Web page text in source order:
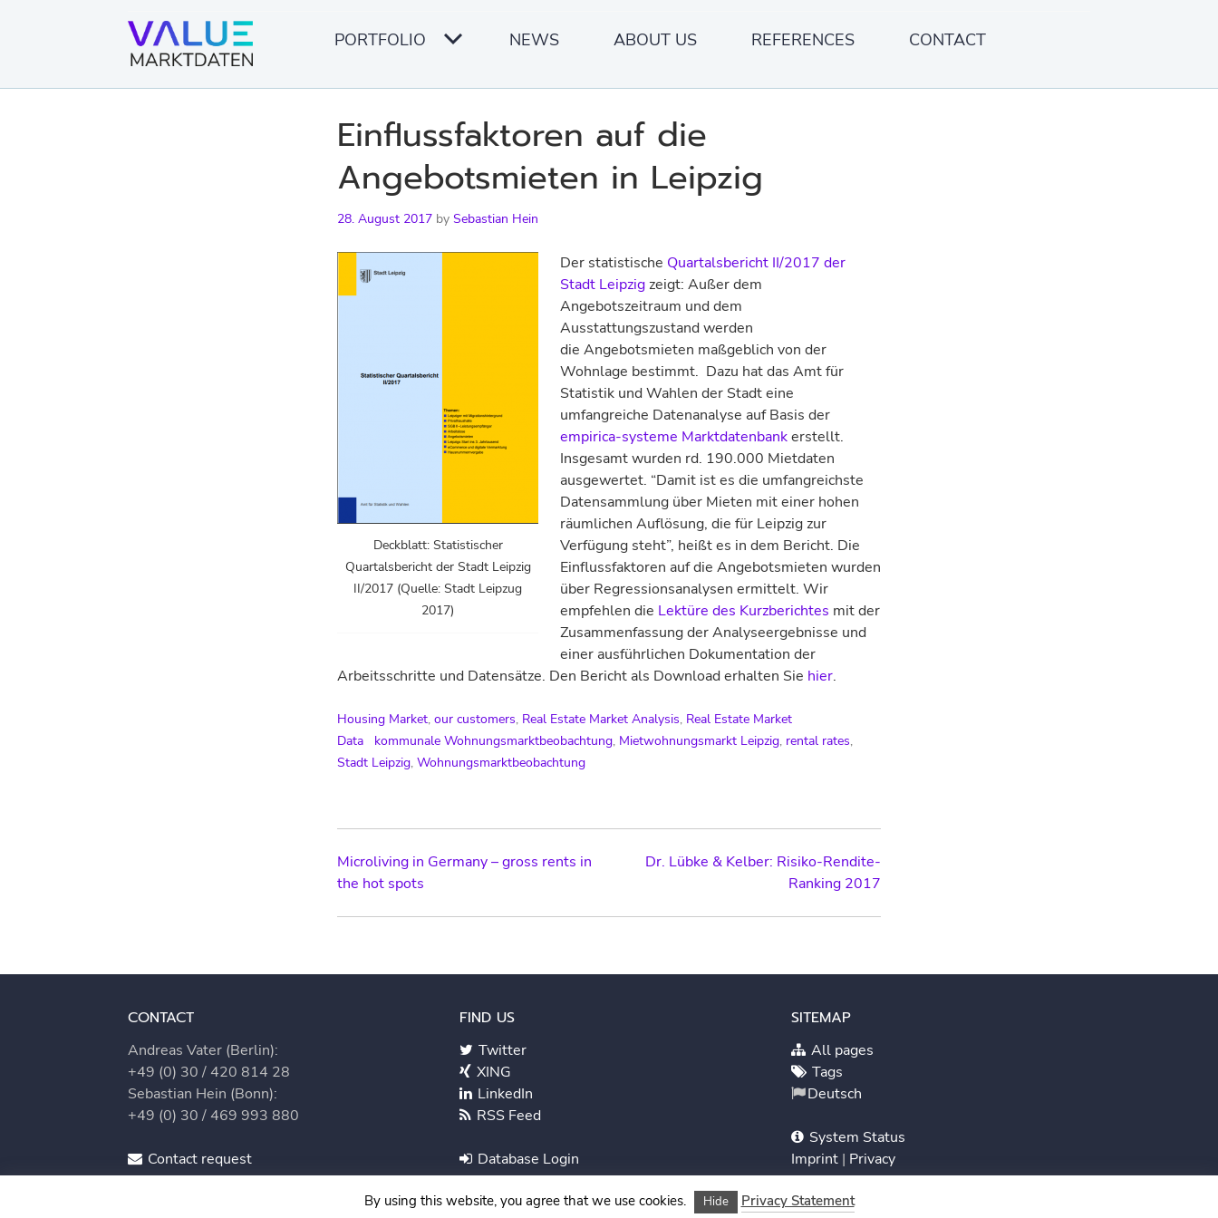
PORTFOLIO NEWS ABOUT US REFERENCES CONTACT
Einflussfaktoren auf die
Angebotsmieten in Leipzig
28. August 2017 by Sebastian Hein
Deckblatt: Statistischer
Quartalsbericht der Stadt Leipzig
II/2017 (Quelle: Stadt Leipzug
2017)
Der statistische Quartalsbericht II/2017 der
Stadt Leipzigzeigt: Außer dem
Angebotszeitraum und dem
Ausstattungszustand werden
die Angebotsmieten maßgeblich von der
Wohnlage bestimmt. Dazu hat das Amt für
Statistik und Wahlen der Stadt eine
umfangreiche Datenanalyse auf Basis der
empirica-systeme Marktdatenbankerstellt.
Insgesamt wurden rd. 190.000 Mietdaten
ausgewertet. “Damit ist es die umfangreichste
Datensammlung über Mieten mit einer hohen
räumlichen Auflösung, die für Leipzig zur
Verfügung steht”, heißt es in dem Bericht. Die
Einflussfaktoren auf die Angebotsmieten wurden
über Regressionsanalysen ermittelt. Wir
empfehlen die Lektüre des Kurzberichtes mit der
Zusammenfassung der Analyseergebnisse und
einer ausführlichen Dokumentation der
Arbeitsschritte und Datensätze. Den Bericht als Download erhalten Sie hier.
Housing Market, our customers, Real Estate Market Analysis, Real Estate Market
Data
kommunale Wohnungsmarktbeobachtung, Mietwohnungsmarkt Leipzig, rental rates,
Stadt Leipzig, Wohnungsmarktbeobachtung
Post
navigation
Microliving in Germany – gross rents in
the hot spots
Dr. Lübke & Kelber: Risiko-Rendite-
Ranking 2017
CONTACT
Andreas Vater (Berlin):
+49 (0) 30 / 420 814 28
Sebastian Hein (Bonn):
+49 (0) 30 / 469 993 880
Contact request
FIND US
Twitter
XING
LinkedIn
RSS Feed
Database Login
SITEMAP
All pages
Tags
Deutsch
System Status
Imprint | Privacy
By using this website, you agree that we use cookies. Hide Privacy Statement